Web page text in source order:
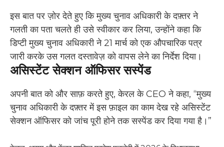
इस बात पर ज़ोर देते हुए कि मुख्य चुनाव अधिकारी के दफ़्तर ने
गलती का पता चलते ही उसे स्वीकार कर लिया, उन्होंने कहा कि
डिप्टी मुख्य चुनाव अधिकारी ने 21 मार्च को एक औपचारिक पत्र
जारी करके उस गलत दस्तावेज़ को वापस लेने का निर्देश दिया।
असिस्टेंट सेक्शन ऑफिसर सस्पेंड
अपनी बात को और साफ़ करते हुए, केरल के CEO ने कहा, “मुख्य
चुनाव अधिकारी के दफ़्तर में इस फ़ाइल का काम देख रहे असिस्टेंट
सेक्शन ऑफिसर को जांच पूरी होने तक सस्पेंड कर दिया गया है।”